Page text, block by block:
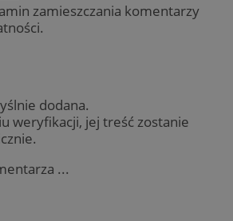
zamieszczania komentarzy
dodana.
weryfikacji, jej treść zostanie
...